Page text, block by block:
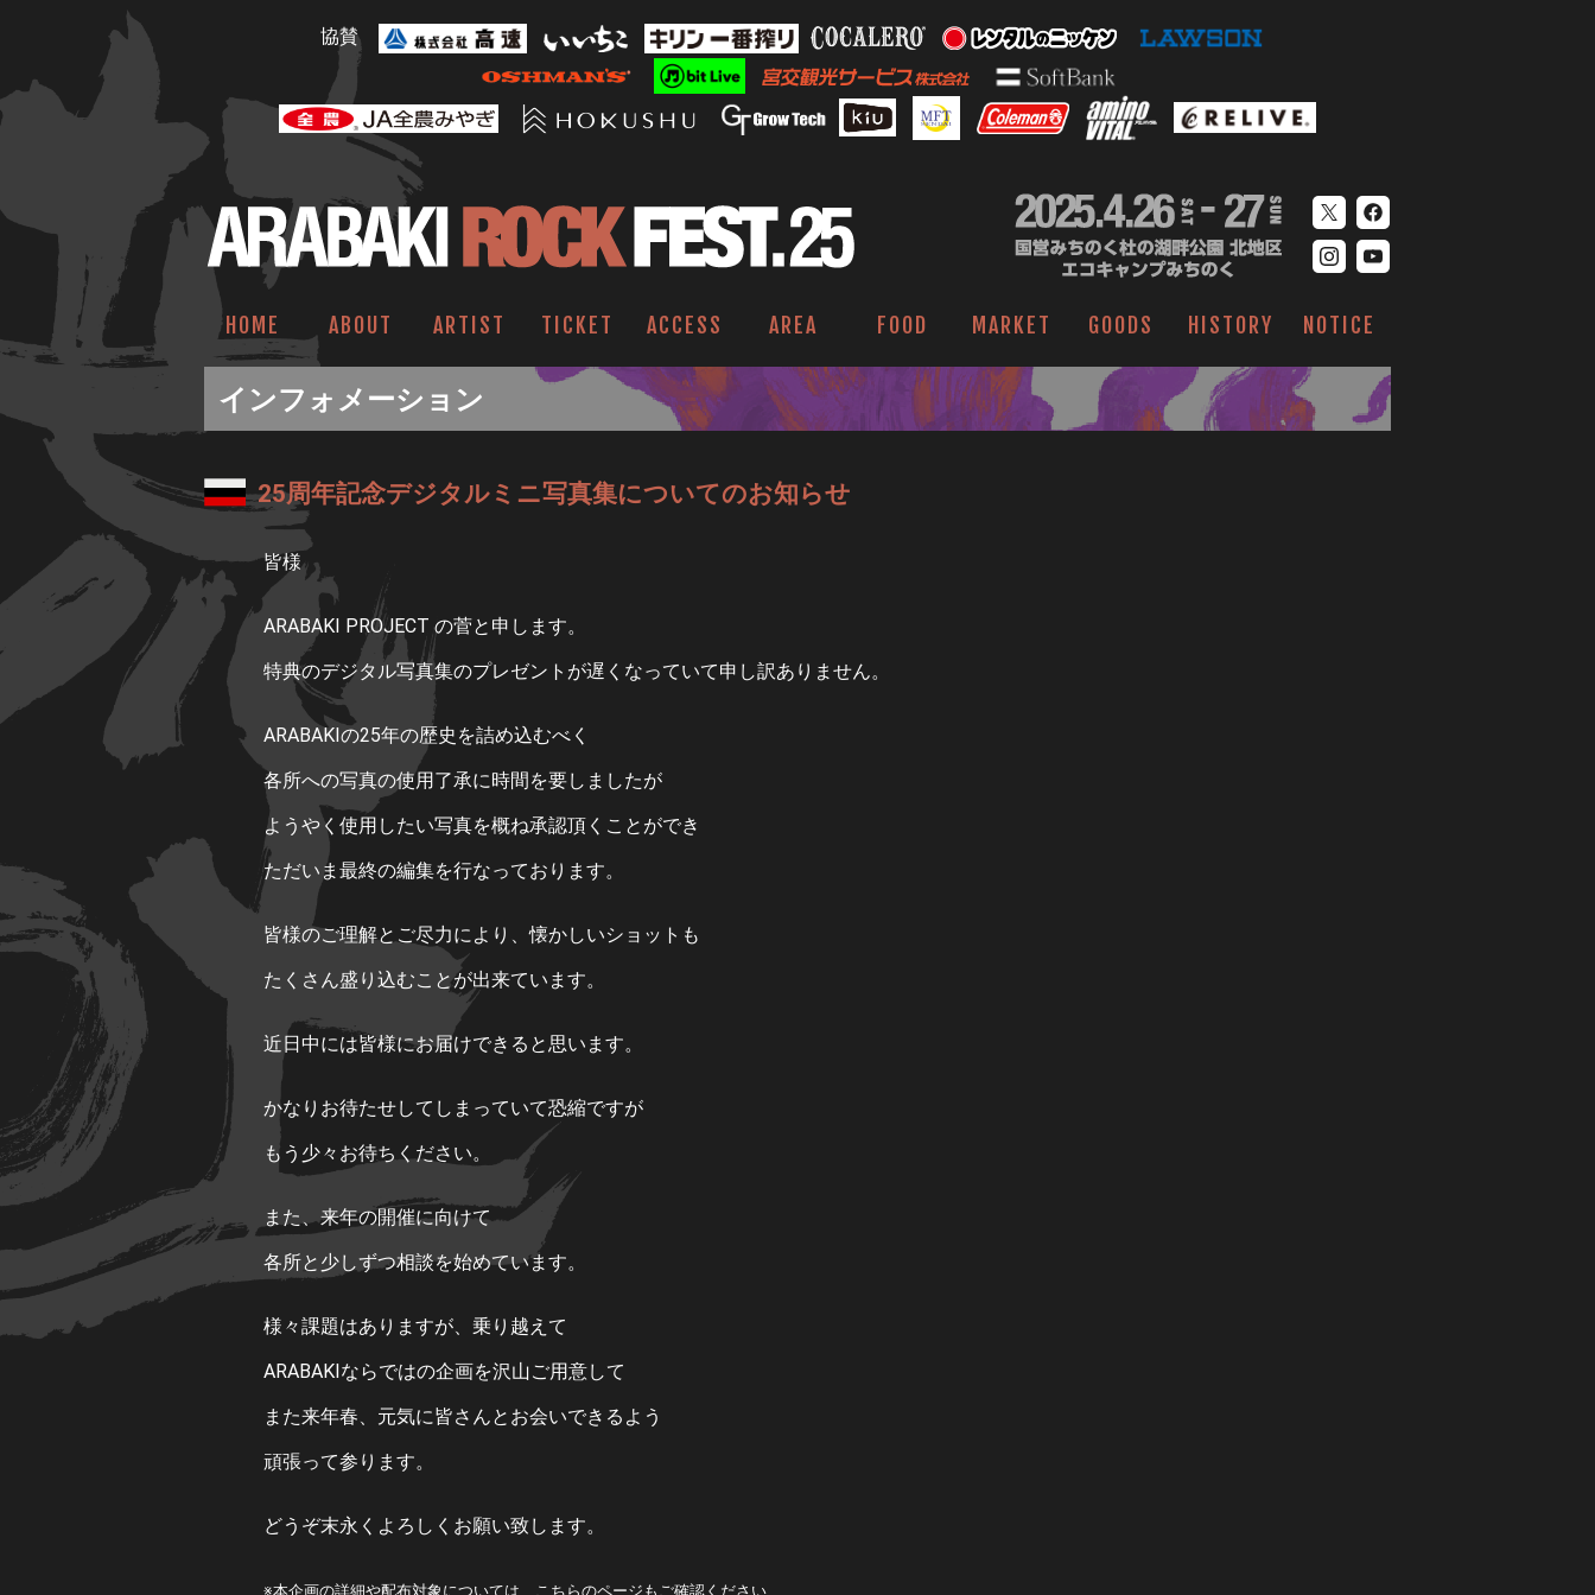
協賛
HOME ABOUT ARTIST TICKET ACCESS AREA FOOD MARKET GOODS HISTORY NOTICE
インフォメーション
25周年記念デジタルミニ写真集についてのお知らせ
皆様
ARABAKI PROJECT の菅と申します。
特典のデジタル写真集のプレゼントが遅くなっていて申し訳ありません。
ARABAKIの25年の歴史を詰め込むべく
各所への写真の使用了承に時間を要しましたが
ようやく使用したい写真を概ね承認頂くことができ
ただいま最終の編集を行なっております。
皆様のご理解とご尽力により、懐かしいショットも
たくさん盛り込むことが出来ています。
近日中には皆様にお届けできると思います。
かなりお待たせしてしまっていて恐縮ですが
もう少々お待ちください。
また、来年の開催に向けて
各所と少しずつ相談を始めています。
様々課題はありますが、乗り越えて
ARABAKIならではの企画を沢山ご用意して
また来年春、元気に皆さんとお会いできるよう
頑張って参ります。
どうぞ末永くよろしくお願い致します。
※本企画の詳細や配布対象については、こちらのページもご確認ください